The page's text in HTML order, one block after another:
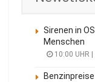
Sirenen in
Menschen
10:00 UHR |